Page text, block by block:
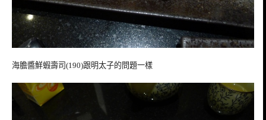
海膽醬鮮蝦壽司(190)跟明太子的問題一樣